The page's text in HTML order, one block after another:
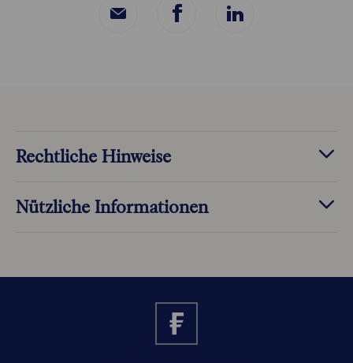
Rechtliche Hinweise
Nützliche Informationen